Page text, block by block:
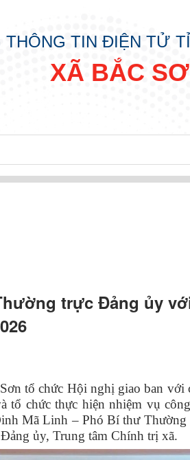
THÔNG TIN ĐIỆN TỬ
XÃ BẮC
trực Đảng ủy
tổ chức Hội nghị giao ban
tổ chức thực hiện nhiệm vụ
Mã Linh – Phó Bí thư Thường
ủy, Trung tâm Chính trị xã.